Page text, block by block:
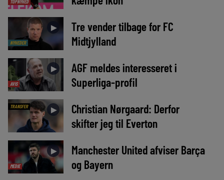
TOPNYHED
NYHEDER
►
Tre vender tilbage for FC
Midtjylland
AVIS
►
AGF meldes interesseret i
Superliga-profil
TRANSFER ►
Christian Nørgaard: Derfor
skifter jeg til Everton
MEDIE
►
Manchester United afviser Barça
og Bayern